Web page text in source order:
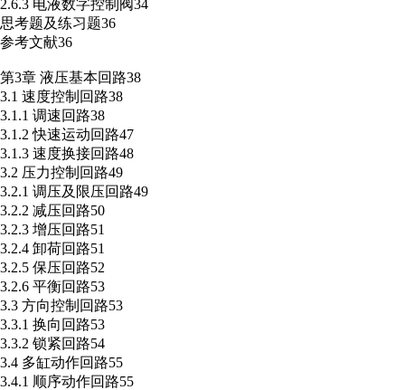
2.6.3 电液数字控制阀34
思考题及练习题36
参考文献36
第3章 液压基本回路38
3.1 速度控制回路38
3.1.1 调速回路38
3.1.2 快速运动回路47
3.1.3 速度换接回路48
3.2 压力控制回路49
3.2.1 调压及限压回路49
3.2.2 减压回路50
3.2.3 增压回路51
3.2.4 卸荷回路51
3.2.5 保压回路52
3.2.6 平衡回路53
3.3 方向控制回路53
3.3.1 换向回路53
3.3.2 锁紧回路54
3.4 多缸动作回路55
3.4.1 顺序动作回路55